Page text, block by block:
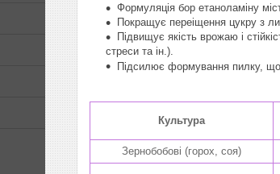
Формуляція бор етаноламіну
Покращує переіщення цукру з
Підвищує якість врожаю і
стреси та ін.).
Підсилює формування пилку,
Культура
Зернобобові (горох, соя)